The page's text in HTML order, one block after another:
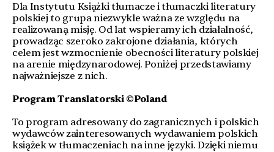
Dla Instytutu Książki tłumacze i tłumaczki literatury
polskiej to grupa niezwykle ważna ze względu na
realizowaną misję. Od lat wspieramy ich działalność,
prowadząc szeroko zakrojone działania, których
celem jest wzmocnienie obecności literatury polskiej
na arenie międzynarodowej. Poniżej przedstawiamy
najważniejsze z nich.
Program Translatorski ©Poland
To program adresowany do zagranicznych i polskich
wydawców zainteresowanych wydawaniem polskich
książek w tłumaczeniach na inne języki. Dzięki niemu